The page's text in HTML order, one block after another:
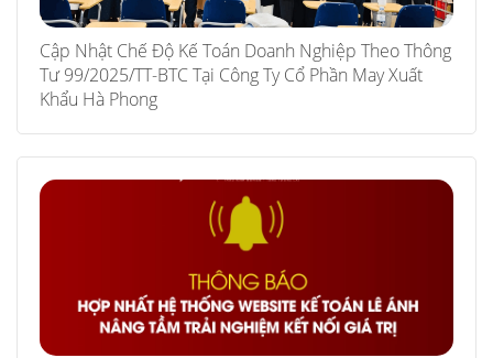
Cập Nhật Chế Độ Kế Toán Doanh Nghiệp Theo Thông
Tư 99/2025/TT-BTC Tại Công Ty Cổ Phần May Xuất
Khẩu Hà Phong